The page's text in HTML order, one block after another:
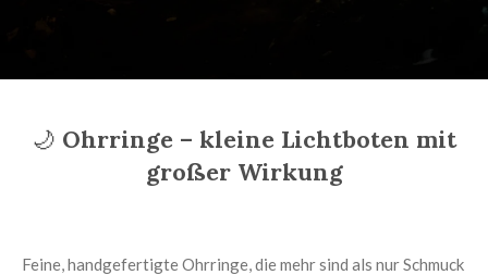
🌙 Ohrringe – kleine Lichtboten mit
großer Wirkung
Feine, handgefertigte Ohrringe, die mehr sind als nur Schmuck